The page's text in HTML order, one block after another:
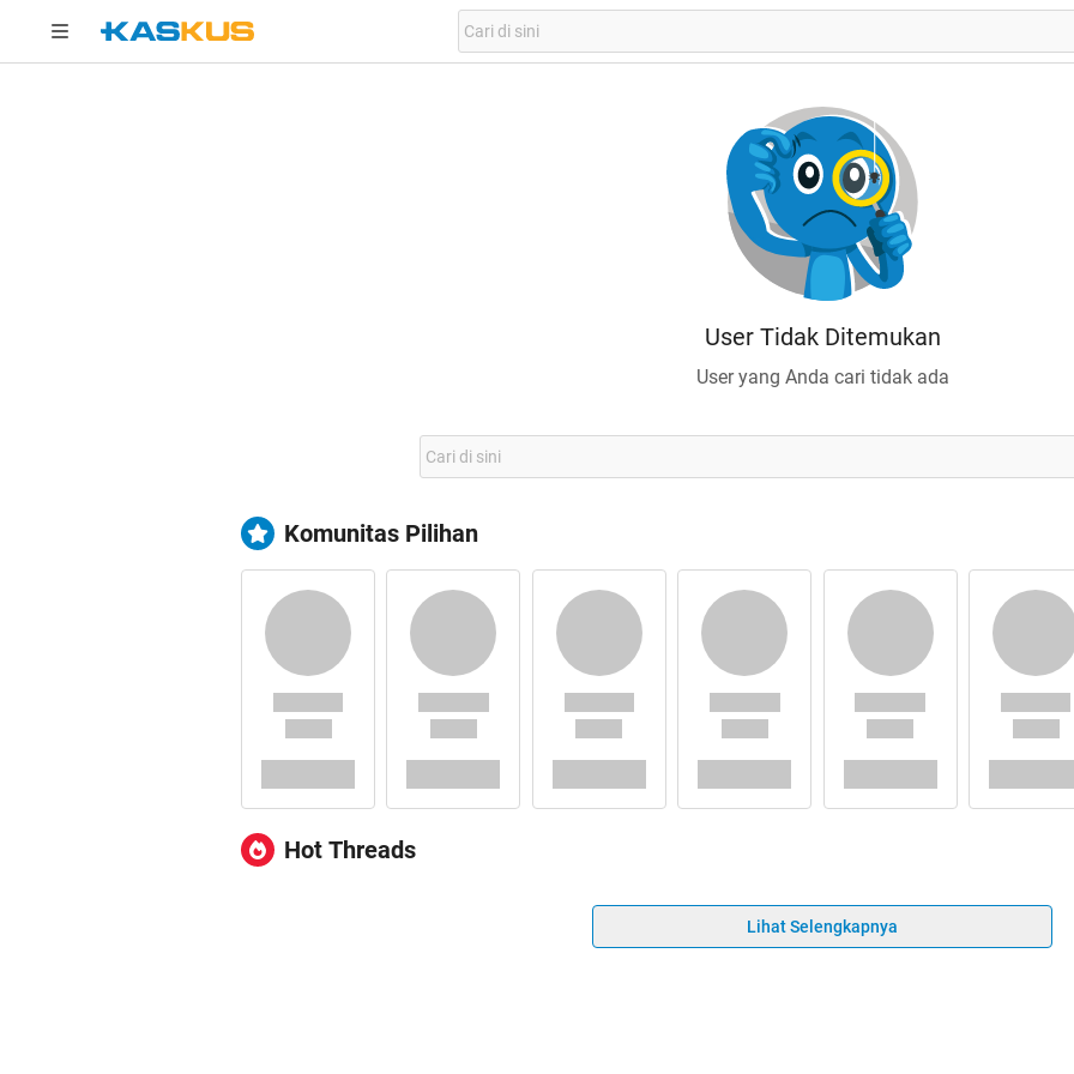
User Tidak Ditemukan
User yang Anda cari tidak ada
Komunitas Pilihan
Hot Threads
Lihat Selengkapnya